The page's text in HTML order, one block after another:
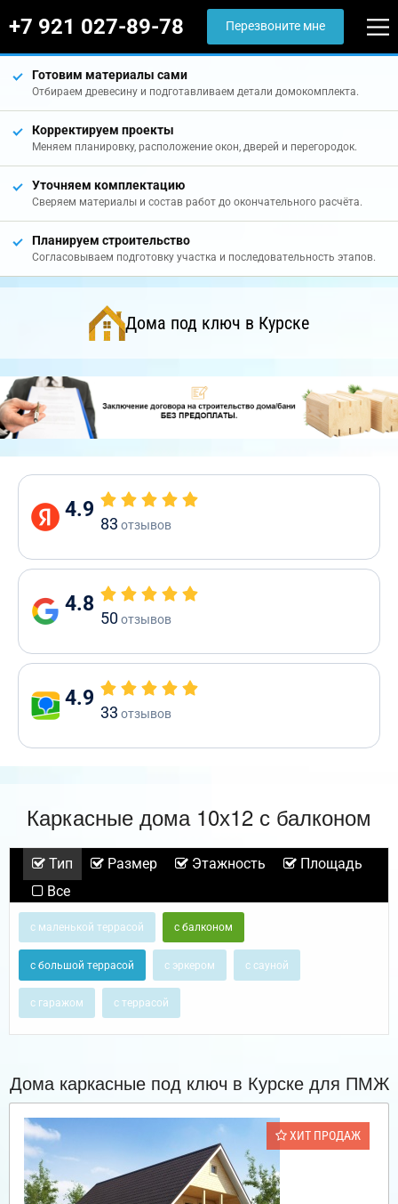
+7 921 027-89-78 Перезвоните мне
Готовим материалы сами
Отбираем древесину и подготавливаем детали домокомплекта.
Корректируем проекты
Меняем планировку, расположение окон, дверей и перегородок.
Уточняем комплектацию
Сверяем материалы и состав работ до окончательного расчёта.
Планируем строительство
Согласовываем подготовку участка и последовательность этапов.
Дома под ключ в Курске
4.9
83 отзывов
4.8
50отзывов
4.9
33 отзывов
Каркасные дома 10х12 с балконом
Тип Размер Этажность
Площадь
Все
с маленькой террасой с балконом
с большой террасой с эркером с сауной
с гаражом с террасой
Дома каркасные под ключ в Курске для ПМЖ
ХИТ ПРОДАЖ